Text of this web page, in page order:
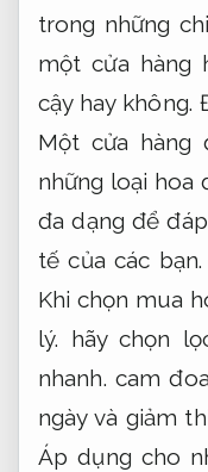
trong những
một cửa hàng
cậy hay không.
Một cửa hàng
những loại hoa
đa dạng để
tế của các bạn.
Khi chọn mua
lý. hãy chọn
nhanh. cam
ngày và giảm
Áp dụng cho